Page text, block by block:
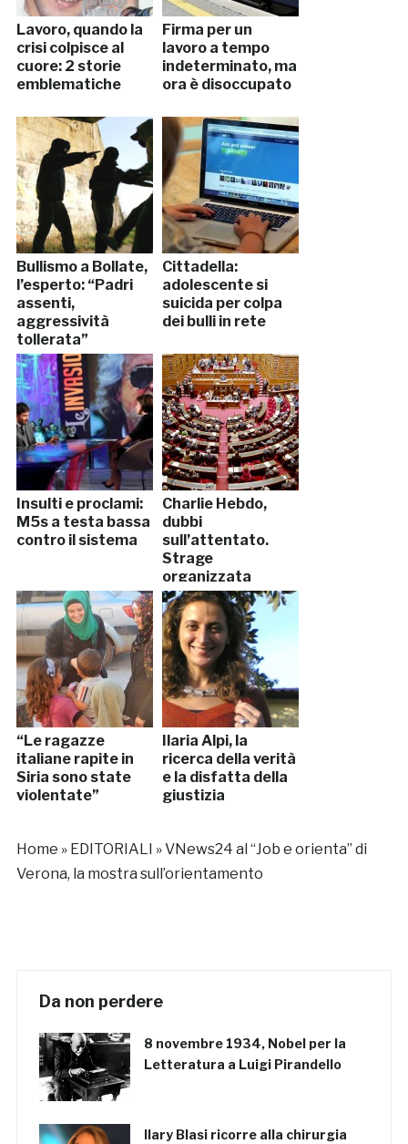
Lavoro, quando la
crisi colpisce al
cuore: 2 storie
emblematiche
Firma per un
lavoro a tempo
indeterminato, ma
ora è disoccupato
Bullismo a Bollate,
l’esperto: “Padri
assenti,
aggressività
tollerata”
Cittadella:
adolescente si
suicida per colpa
dei bulli in rete
Insulti e proclami:
M5s a testa bassa
contro il sistema
Charlie Hebdo,
dubbi
sull’attentato.
Strage
organizzata
dall’alto
“Le ragazze
italiane rapite in
Siria sono state
violentate”
Ilaria Alpi, la
ricerca della verità
e la disfatta della
giustizia
Home » EDITORIALI »VNews24 al “Job e orienta” di
Verona, la mostra sull’orientamento
Da non perdere
8 novembre 1934, Nobel per la
Letteratura a Luigi Pirandello
Ilary Blasi ricorre alla chirurgia